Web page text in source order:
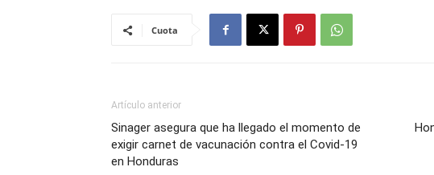
Cuota
Artículo anterior
Sinager asegura que ha llegado el momento de
exigir carnet de vacunación contra el Covid-19
en Honduras